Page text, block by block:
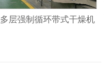
多层强制循环带式干燥机